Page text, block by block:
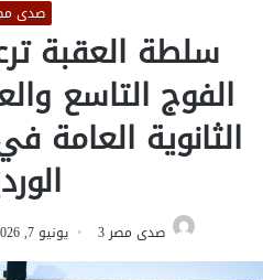
صدى
سلطة العقبة
الفوج التاسع
الثانوية العامة
صدى مصر 3 يونيو 7, 2026